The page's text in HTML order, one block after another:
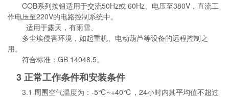
COB系列按钮适用于交流50Hz或 60Hz、电压至380V，直流工
作电压至220V的电路控制系统中。
适用于露天，有雨雪、
多尘埃侵害环境，如起重机、电动葫芦等设备的远程控制之
用。
符合标准：GB 14048.5。
3 正常工作条件和安装条件
3.1 周围空气温度为：-5℃~+40℃，24小时内其平均值不超过